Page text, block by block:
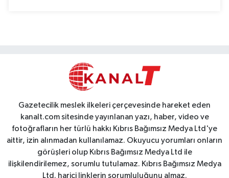
Gazetecilik meslek ilkeleri çerçevesinde hareket eden
kanalt.com sitesinde yayınlanan yazı, haber, video ve
fotoğrafların her türlü hakkı Kıbrıs Bağımsız Medya Ltd'ye
aittir, izin alınmadan kullanılamaz. Okuyucu yorumları onların
görüşleri olup Kıbrıs Bağımsız Medya Ltd ile
ilişkilendirilemez, sorumlu tutulamaz. Kıbrıs Bağımsız Medya
Ltd. harici linklerin sorumluluğunu almaz.